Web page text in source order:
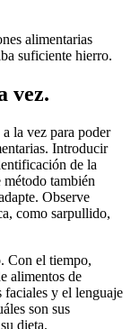
alimentarias
suficiente hierro.
vez.
la vez para poder
Introducir
de la
método también
Observe
como sarpullido,
Con el tiempo,
alimentos de
faciales y el lenguaje
son sus
dieta.